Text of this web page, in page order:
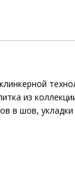
из
в шов,